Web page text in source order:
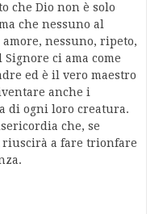
che Dio non è solo
che nessuno al
nessuno, ripeto,
ci ama come
ed è il vero maestro
anche i
di ogni loro creatura.
che, se
riuscirà a fare trionfare